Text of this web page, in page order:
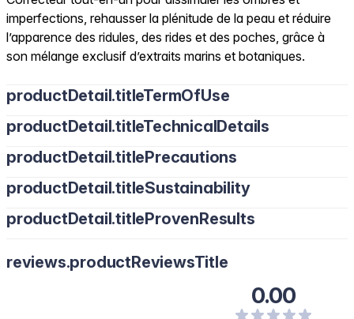
imperfections, rehausser la plénitude de la peau et réduire
l’apparence des ridules, des rides et des poches, grâce à
son mélange exclusif d’extraits marins et botaniques.
productDetail.titleTermOfUse
productDetail.titleTechnicalDetails
productDetail.titlePrecautions
productDetail.titleSustainability
productDetail.titleProvenResults
reviews.productReviewsTitle
0.00